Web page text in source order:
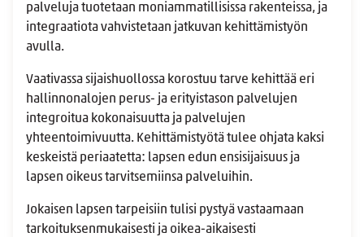
palveluja tuotetaan moniammatillisissa rakenteissa, ja
integraatiota vahvistetaan jatkuvan kehittämistyön
avulla.
Vaativassa sijaishuollossa korostuu tarve kehittää eri
hallinnonalojen perus- ja erityistason palvelujen
integroitua kokonaisuutta ja palvelujen
yhteentoimivuutta. Kehittämistyötä tulee ohjata kaksi
keskeistä periaatetta: lapsen edun ensisijaisuus ja
lapsen oikeus tarvitsemiinsa palveluihin.
Jokaisen lapsen tarpeisiin tulisi pystyä vastaamaan
tarkoituksenmukaisesti ja oikea-aikaisesti